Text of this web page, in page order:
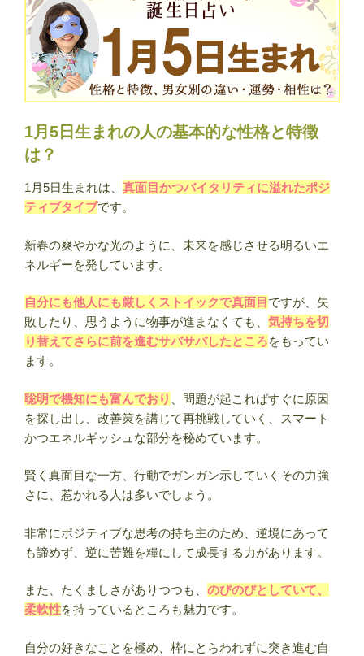
す
ぐ
で
る！
気
ア
プ
の
運
法
2026”
の
1月5日生まれの人の基本的な性格と特徴
は？
1月5日生まれは、 真面目かつバイタリティに溢れたポジ
ティブタイプです。
新春の爽やかな光のように、未来を感じさせる明るいエ
ネルギーを発しています。
自分にも他人にも厳しくストイックで真面目 ですが、失
敗したり、思うように物事が進まなくても、 気持ちを切
り替えてさらに前を進むサバサバしたところをもってい
ます。
聡明で機知にも富んでおり
、問題が起こればすぐに原因
を探し出し、改善策を講じて再挑戦していく、スマート
かつエネルギッシュな部分を秘めています。
賢く真面目な一方、行動でガンガン示していくその力強
さに、惹かれる人は多いでしょう。
非常にポジティブな思考の持ち主のため、逆境にあって
も諦めず、逆に苦難を糧にして成長する力があります。
また、たくましさがありつつも、 のびのびとしていて、
柔軟性を持っているところも魅力です。
自分の好きなことを極め、枠にとらわれずに突き進む自